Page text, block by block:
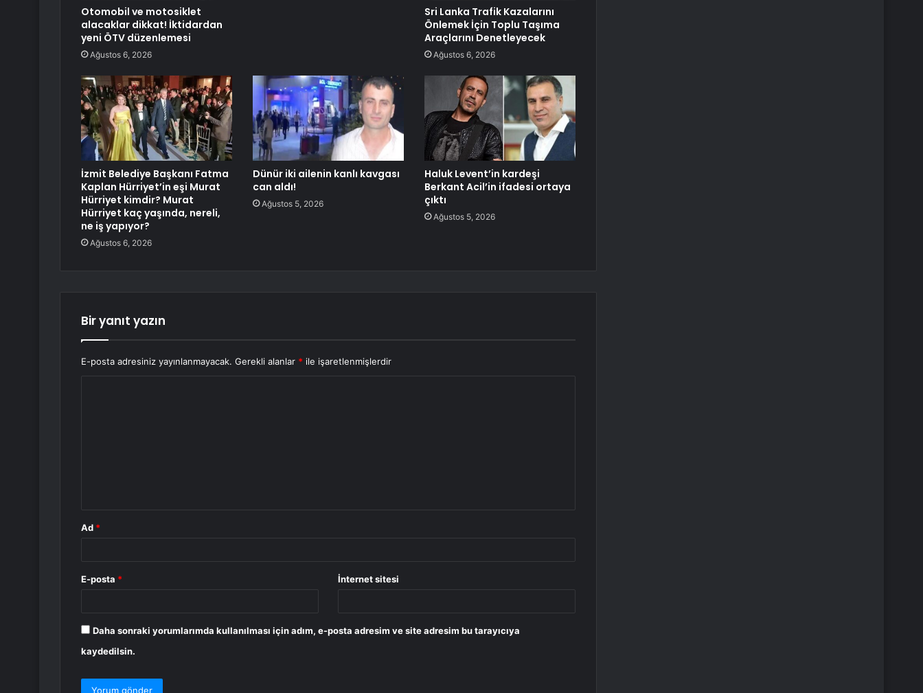
Otomobil ve motosiklet
alacaklar dikkat! İktidardan
yeni ÖTV düzenlemesi
Ağustos 6, 2026
Sri Lanka Trafik Kazalarını
Önlemek İçin Toplu Taşıma
Araçlarını Denetleyecek
Ağustos 6, 2026
İzmit Belediye Başkanı Fatma
Kaplan Hürriyet’in eşi Murat
Hürriyet kimdir? Murat
Hürriyet kaç yaşında, nereli,
ne iş yapıyor?
Ağustos 6, 2026
Dünür iki ailenin kanlı kavgası
can aldı!
Ağustos 5, 2026
Haluk Levent’in kardeşi
Berkant Acil’in ifadesi ortaya
çıktı
Ağustos 5, 2026
Bir yanıt yazın
E-posta adresiniz yayınlanmayacak. Gerekli alanlar * ile işaretlenmişlerdir
Ad *
E-posta * İnternet sitesi
Daha sonraki yorumlarımda kullanılması için adım, e-posta adresim ve site adresim bu tarayıcıya
kaydedilsin.